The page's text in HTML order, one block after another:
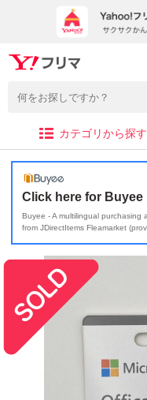
カテゴリから探す
Click here for Buyee
Buyee - A multilingual
from JDirectItems Fleamarket